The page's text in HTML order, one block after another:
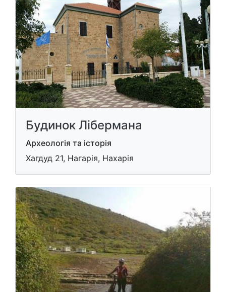
Будинок Лібермана
Археологія та історія
Хагдуд 21, Нагарія, Нахарія